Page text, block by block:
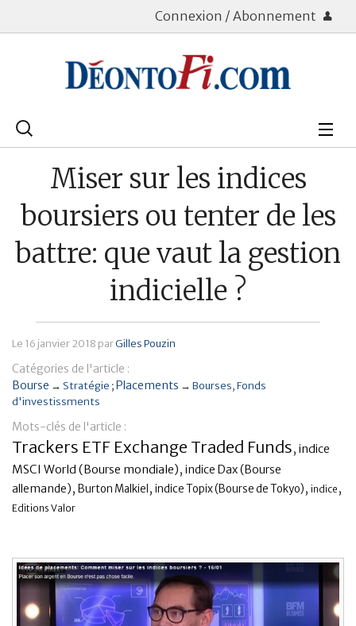
Connexion / Abonnement
Rechercher
Déontologie
Bourse
Immobilier
Banque
Miser sur les indices
boursiers ou tenter de les
battre: que vaut la gestion
indicielle ?
Le 16 janvier 2018 parGilles Pouzin
Catégories de l'article :
Bourse → Stratégie Placements → Bourses Fonds
d'investissments
Mots-clés de l'article :
Trackers ETF Exchange Traded Funds, indice
MSCI World (Bourse mondiale), indice Dax (Bourse
allemande), Burton Malkiel , indice Topix (Bourse de Tokyo), indice ,
Editions Valor